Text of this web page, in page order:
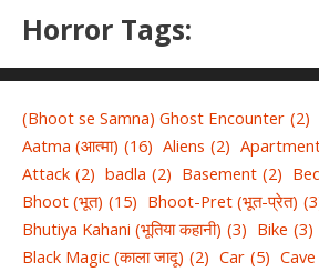
Horror Tags:
(Bhoot se Samna) Ghost Encounter (2)
Aatma (आत्मा) (16) Aliens (2)
Attack (2) badla (2) Basement (2)
Bhoot (भूत) (15) Bhoot-Pret (भूत-प्रेत)
Bhutiya Kahani (भूतिया कहानी) (3) Bike (3)
Black Magic (काला जादू) (2) Car (5) Cave